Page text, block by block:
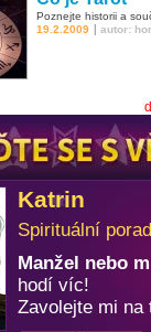
Poznejte historii a
19.2.2009 | autor:
Katrin
Spirituální
Manžel nebo
hodí víc!
Zavolejte mi